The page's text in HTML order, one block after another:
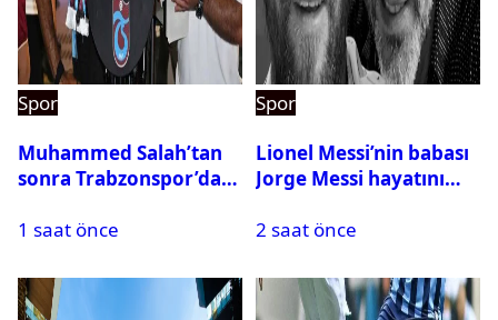
Spor
Muhammed Salah’tan
sonra Trabzonspor’dan
1 saat önce
Spor
Lionel Messi’nin babası
Jorge Messi hayatını
2 saat önce